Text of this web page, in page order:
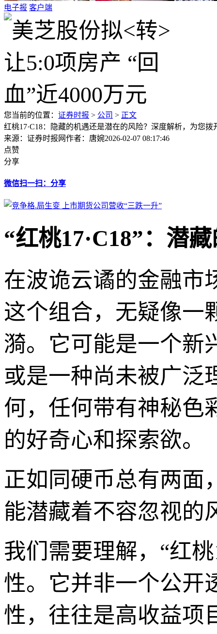
电子报 客户端
您当前的位置： 证券时报 > 公司 > 正文
红桃17·C18：隐藏的机遇还是潜在的风险？深度解析，为您拨
来源：证券时报网作者：唐婉2026-02-07 08:17:46
点赞
分享
微信扫一扫：分享
“红桃17·C18”：潜
在波诡云谲的金融市
这个组合，无疑像一
漪。它可能是一个新
或是一种尚未被广泛
何，任何带有神秘色
的好奇心和探索欲。
正如同硬币总有两面
能潜藏着不容忽视的
我们需要理解，“红
性。它并非一个公开
性，往往是高收益项